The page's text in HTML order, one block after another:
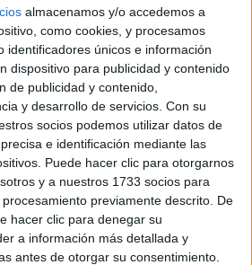
almacenamos y/o accedemos a
como cookies, y procesamos
identificadores únicos e información
dispositivo para publicidad y contenido
de publicidad y contenido,
y desarrollo de servicios. Con su
socios podemos utilizar datos de
e identificación mediante las
Puede hacer clic para otorgarnos
y a nuestros 1733 socios para
previamente descrito. De
hacer clic para denegar su
a información más detallada y
antes de otorgar su consentimiento.